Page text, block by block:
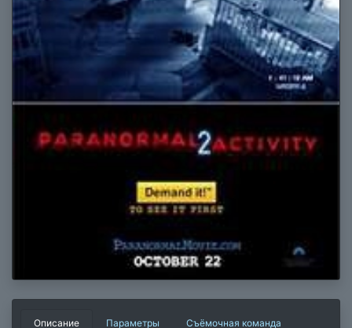
Описание Параметры Съёмочная команда